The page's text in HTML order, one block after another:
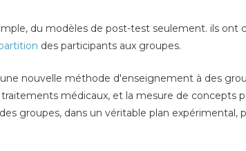
du modèles de post-test seulement. ils ont
des participants aux groupes.
nouvelle méthode d'enseignement à des
médicaux, et la mesure de concepts
groupes, dans un véritable plan expérimental,